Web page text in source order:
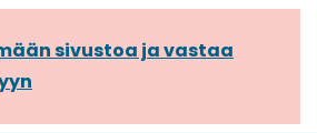
sivustoa ja vastaa